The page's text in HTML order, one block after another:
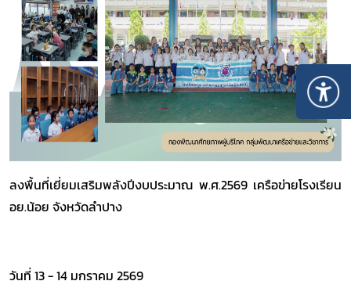
ลงพื้นที่เยี่ยมเสริมพลังปีงบประมาณ พ.ศ.2569 เครือข่ายโรงเรียน
อย.น้อย จังหวัดลำปาง
วันที่ 13 - 14 มกราคม 2569